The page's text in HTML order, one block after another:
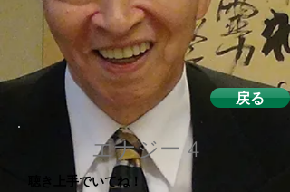
エナジー 4
聴き上手でいてね！
戻る